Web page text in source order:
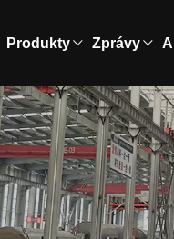
Produkty Zprávy